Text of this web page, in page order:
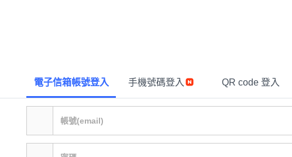
電子信箱帳號登入 手機號碼登入 QR code 登入